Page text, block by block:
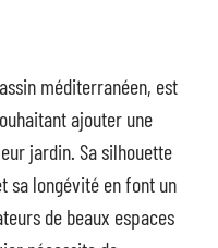
méditerranéen, est
ajouter une
jardin. Sa silhouette
sa longévité en font un
de beaux espaces